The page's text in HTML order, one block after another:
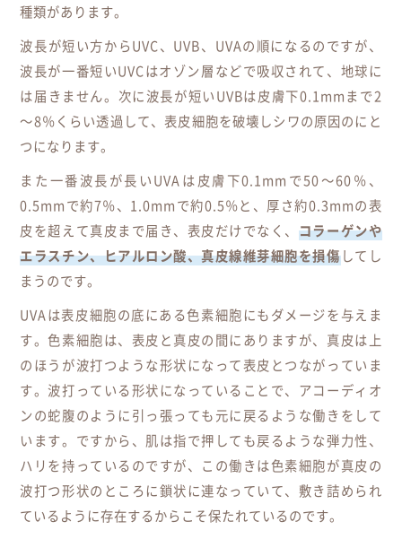
種類があります。
波長が短い方からUVC、UVB、UVAの順になるのですが、
波長が一番短いUVCはオゾン層などで吸収されて、地球に
は届きません。次に波長が短いUVBは皮膚下0.1mmまで2
～8％くらい透過して、表皮細胞を破壊しシワの原因のにと
つになります。
また一番波長が長いUVAは皮膚下0.1mmで50～60％、
0.5mmで約7％、1.0mmで約0.5％と、厚さ約0.3mmの表
皮を超えて真皮まで届き、表皮だけでなく、 コラーゲンや
エラスチン、ヒアルロン酸、真皮線維芽細胞を損傷してし
まうのです。
UVAは表皮細胞の底にある色素細胞にもダメージを与えま
す。色素細胞は、表皮と真皮の間にありますが、真皮は上
のほうが波打つような形状になって表皮とつながっていま
す。波打っている形状になっていることで、アコーディオ
ンの蛇腹のように引っ張っても元に戻るような働きをして
います。ですから、肌は指で押しても戻るような弾力性、
ハリを持っているのですが、この働きは色素細胞が真皮の
波打つ形状のところに鎖状に連なっていて、敷き詰められ
ているように存在するからこそ保たれているのです。